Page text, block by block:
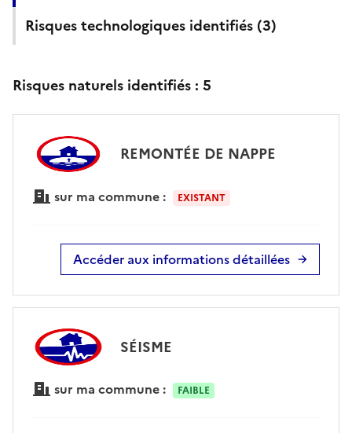
Risques technologiques identifiés (3)
Risques naturels identifiés : 5
REMONTÉE DE NAPPE
sur ma commune : EXISTANT
Accéder aux informations détaillées
SÉISME
sur ma commune : FAIBLE